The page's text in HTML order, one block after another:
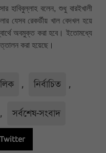
হাবিবুল্লাহ বলেন, শুধু বারইখালী
যেসব রেকর্ডীয় খাল বেদখল হয়ে
অবমুক্ত করা হবে। ইতোমধ্যে
করা হয়েছে।
, নির্বাচিত ,
, সর্বশেষ-সংবাদ
Twitter